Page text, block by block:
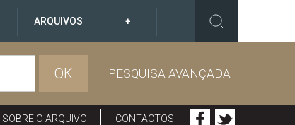
ARQUIVOS +
OK PESQUISA AVANÇADA
SOBRE O ARQUIVO CONTACTOS